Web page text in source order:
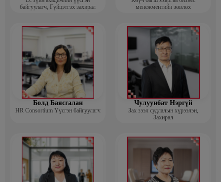
байгуулагч, Гүйцэтгэх захирал
менежментийн зөвлөх
Болд Баясгалан
HR Consortium Үүсгэн байгуулагч
Чулуунбат Нэргүй
Зах зээл судлалын хүрээлэн,
Захирал